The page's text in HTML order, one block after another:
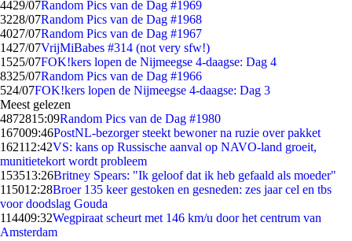
4429/07Random Pics van de Dag #1969
3228/07Random Pics van de Dag #1968
4027/07Random Pics van de Dag #1967
1427/07VrijMiBabes #314 (not very sfw!)
1525/07FOK!kers lopen de Nijmeegse 4-daagse: Dag 4
8325/07Random Pics van de Dag #1966
524/07FOK!kers lopen de Nijmeegse 4-daagse: Dag 3
Meest gelezen
4872815:09Random Pics van de Dag #1980
167009:46PostNL-bezorger steekt bewoner na ruzie over pakket
162112:42VS: kans op Russische aanval op NAVO-land groeit,
munitietekort wordt probleem
153513:26Britney Spears: "Ik geloof dat ik heb gefaald als moeder"
115012:28Broer 135 keer gestoken en gesneden: zes jaar cel en tbs
voor doodslag Gouda
114409:32Wegpiraat scheurt met 146 km/u door het centrum van
Amsterdam